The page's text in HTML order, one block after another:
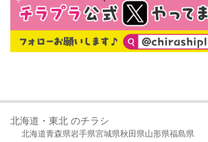
北海道・東北 のチラシ
北海道青森県岩手県宮城県秋田県山形県福島県